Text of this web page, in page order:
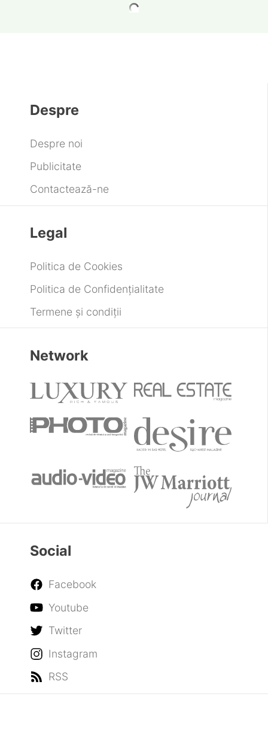
Despre
Despre noi
Publicitate
Contactează-ne
Legal
Politica de Cookies
Politica de Confidențialitate
Termene și condiții
Network
Social
Facebook
Youtube
Twitter
Instagram
RSS